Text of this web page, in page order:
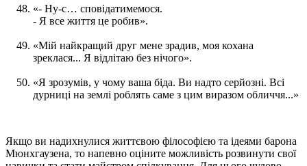
«- Ну-с… сповідатимемося.
- Я все життя це робив».
«Мій найкращий друг мене зрадив, моя кохана
зреклася... Я відлітаю без нічого».
«Я зрозумів, у чому ваша біда. Ви надто серйозні. Всі
дурниці на землі роблять саме з цим виразом обличчя...»
Якщо ви надихнулися життєвою філософією та ідеями барона
Мюнхгаузена, то напевно оціните можливість розвинути свої